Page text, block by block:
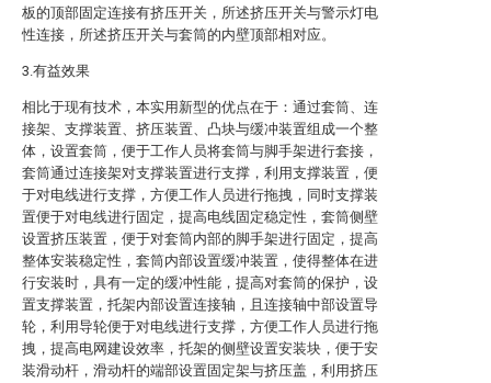
板的顶部固定连接有挤压开关，所述挤压开关与警示灯电
性连接，所述挤压开关与套筒的内壁顶部相对应。
3.有益效果
相比于现有技术，本实用新型的优点在于：通过套筒、连
接架、支撑装置、挤压装置、凸块与缓冲装置组成一个整
体，设置套筒，便于工作人员将套筒与脚手架进行套接，
套筒通过连接架对支撑装置进行支撑，利用支撑装置，便
于对电线进行支撑，方便工作人员进行拖拽，同时支撑装
置便于对电线进行固定，提高电线固定稳定性，套筒侧壁
设置挤压装置，便于对套筒内部的脚手架进行固定，提高
整体安装稳定性，套筒内部设置缓冲装置，使得整体在进
行安装时，具有一定的缓冲性能，提高对套筒的保护，设
置支撑装置，托架内部设置连接轴，且连接轴中部设置导
轮，利用导轮便于对电线进行支撑，方便工作人员进行拖
拽，提高电网建设效率，托架的侧壁设置安装块，便于安
装滑动杆，滑动杆的端部设置固定架与挤压盖，利用挤压